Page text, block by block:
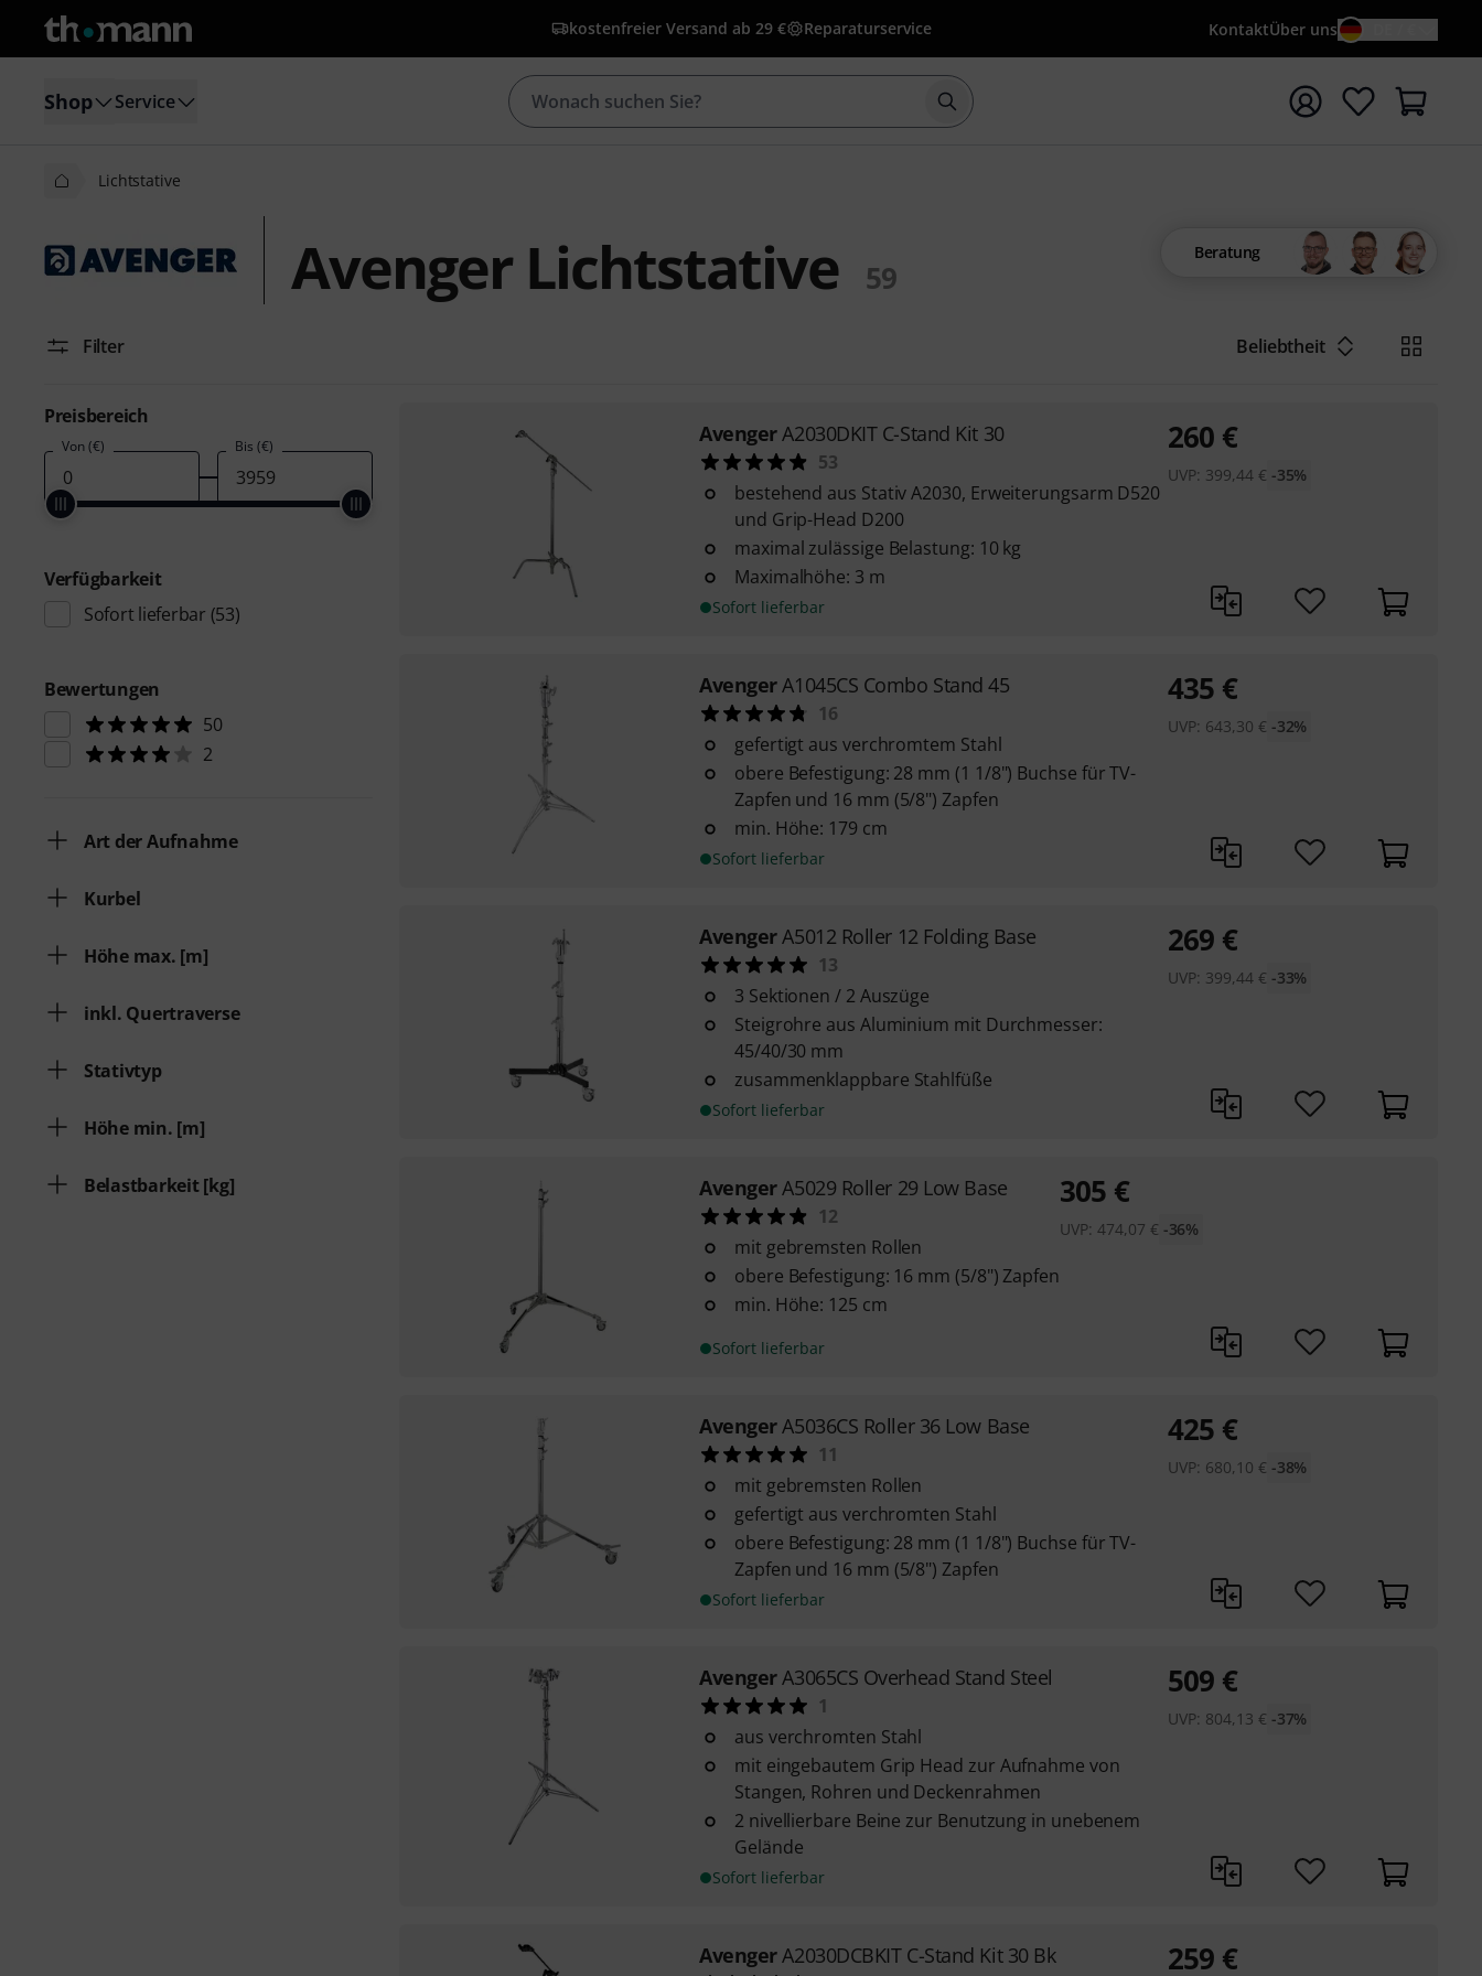
kostenfreier Versand ab 29 € Reparaturservice KontaktÜber uns
Shop Service Suche mit Suchwort {searchTerm} starten
Lichtstative
Avenger Lichtstative 59
Beratung
Filter Beliebtheit
Preisbereich
Von (€) Bis (€)
Verfügbarkeit
Sofort lieferbar (53)
Bewertungen
50
2
Art der Aufnahme
Kurbel
Höhe max. [m]
inkl. Quertraverse
Stativtyp
Höhe min. [m]
Belastbarkeit [kg]
AvengerA2030DKIT C-Stand Kit 30
53
bestehend aus Stativ A2030, Erweiterungsarm D520
und Grip-Head D200
maximal zulässige Belastung: 10 kg
Maximalhöhe: 3 m
Sofort lieferbar
260 €
UVP: 399,44 € -35%
AvengerA1045CS Combo Stand 45
16
gefertigt aus verchromtem Stahl
obere Befestigung: 28 mm (1 1/8") Buchse für TV-
Zapfen und 16 mm (5/8") Zapfen
min. Höhe: 179 cm
Sofort lieferbar
435 €
UVP: 643,30 € -32%
AvengerA5012 Roller 12 Folding Base
13
3 Sektionen / 2 Auszüge
Steigrohre aus Aluminium mit Durchmesser:
45/40/30 mm
zusammenklappbare Stahlfüße
Sofort lieferbar
269 €
UVP: 399,44 € -33%
AvengerA5029 Roller 29 Low Base
12
mit gebremsten Rollen
obere Befestigung: 16 mm (5/8") Zapfen
min. Höhe: 125 cm
Sofort lieferbar
305 €
UVP: 474,07 € -36%
AvengerA5036CS Roller 36 Low Base
11
mit gebremsten Rollen
gefertigt aus verchromten Stahl
obere Befestigung: 28 mm (1 1/8") Buchse für TV-
Zapfen und 16 mm (5/8") Zapfen
Sofort lieferbar
425 €
UVP: 680,10 € -38%
AvengerA3065CS Overhead Stand Steel
1
aus verchromten Stahl
mit eingebautem Grip Head zur Aufnahme von
Stangen, Rohren und Deckenrahmen
2 nivellierbare Beine zur Benutzung in unebenem
Gelände
Sofort lieferbar
509 €
UVP: 804,13 € -37%
AvengerA2030DCBKIT C-Stand Kit 30 Bk 259 €